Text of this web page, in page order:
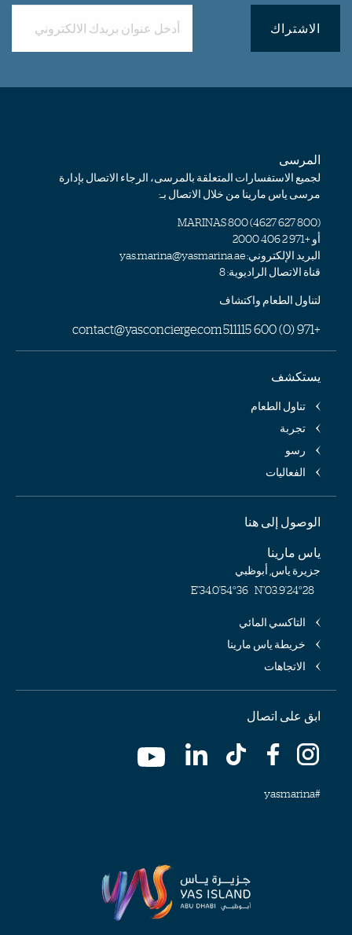
الاشتراك
المرسى
لجميع الاستفسارات المتعلقة بالمرسى، الرجاء الاتصال بإدارة
مرسى ياس مارينا من خلال الاتصال بـ:
(
800 627 4627
) 800 MARINAS
أو+971 2 406 2000
البريد الإلكتروني:yas.marina@yasmarina.ae
قناة الاتصال الراديوية: 8
لتناول الطعام واكتشاف
+971 (0) 600 511115
contact@yasconcierge.com
يستكشف
تناول الطعام
تجربة
رسو
الفعاليات
الوصول إلى هنا
ياس مارينا
جزيرة ياس, أبوظبي
24°28'03.9"N
54°36'34.0"E
التاكسي المائي
خريطة ياس مارينا
الاتجاهات
ابق على اتصال
#yasmarina